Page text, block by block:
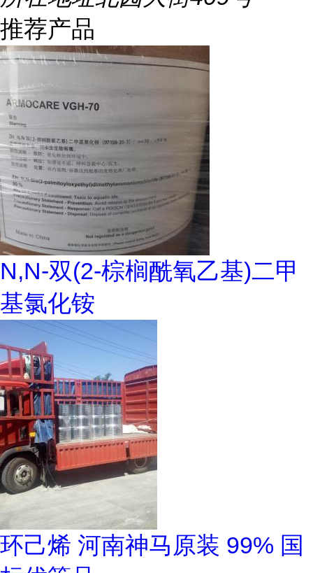
推荐产品
N,N-双(2-棕榈酰氧乙基)二甲
基氯化铵
环己烯 河南神马原装 99% 国